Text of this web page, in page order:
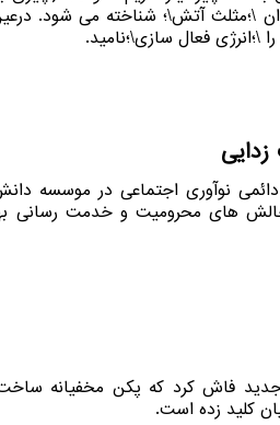
\؛مثلث آتش\؛ شناخته می شود.
\؛انرژی فعال سازی\؛نامید.
دائمی نوآوری اجتماعی در موسسه
های محرومیت و خدمت رسانی
جدید فاش کرد که پکن مخفیانه
کلید زده است.